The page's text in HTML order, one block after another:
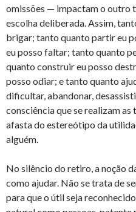
omissões — impactam o outro
escolha deliberada. Assim,
brigar; tanto quanto partir eu
eu posso faltar; tanto quanto
quanto construir eu posso
posso odiar; e tanto quanto
dificultar, abandonar,
consciência que se realizam
afasta do estereótipo da
alguém.
No silêncio do retiro, a noção
como ajudar. Não se trata de
para que o útil seja